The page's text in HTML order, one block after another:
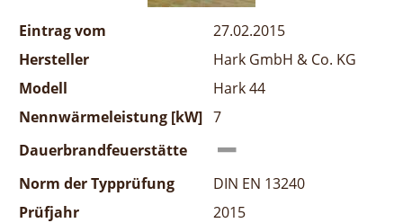
Eintrag vom
27.02.2015
Hersteller
Hark GmbH & Co. KG
Modell
Hark 44
Nennwärmeleistung [kW] 7
Dauerbrandfeuerstätte
Norm der Typprüfung
DIN EN 13240
Prüfjahr
2015